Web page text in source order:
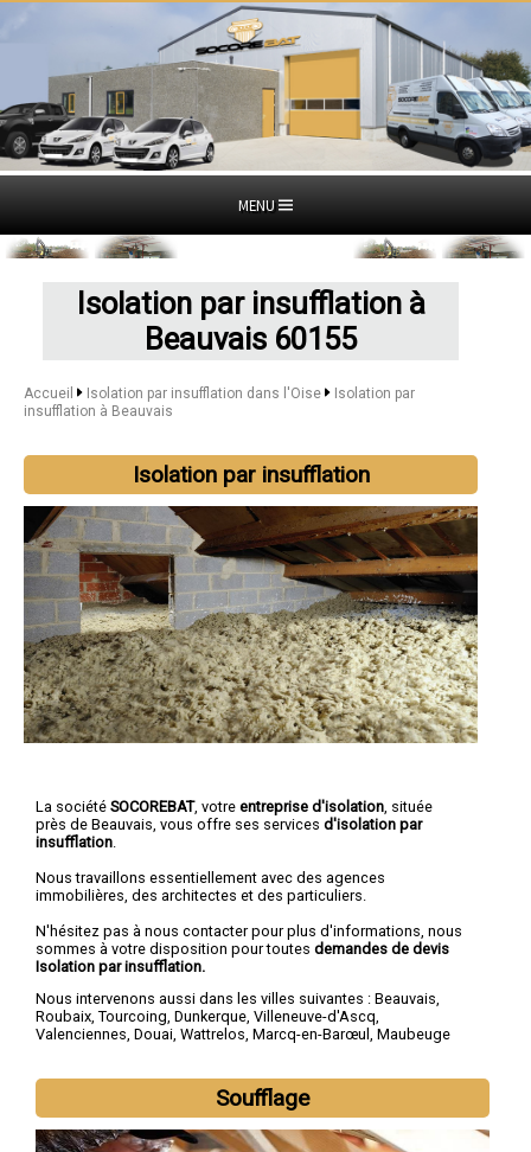
MENU
Isolation par insufflation à
Beauvais 60155
Accueil Isolation par insufflation dans l'Oise
Isolation par
insufflation à Beauvais
Isolation par insufflation
La société SOCOREBAT, votre entreprise d'isolation , située
près de Beauvais, vous offre ses services d'isolation par
insufflation
Nous travaillons essentiellement avec des agences
immobilières, des architectes et des particuliers.
N'hésitez pas à nous contacter pour plus d'informations, nous
sommes à votre disposition pour toutes demandes de devis
Isolation par insufflation.
Nous intervenons aussi dans les villes suivantes : Beauvais,
Roubaix, Tourcoing, Dunkerque, Villeneuve-d'Ascq,
Valenciennes, Douai, Wattrelos, Marcq-en-Barœul , Maubeuge
Soufflage